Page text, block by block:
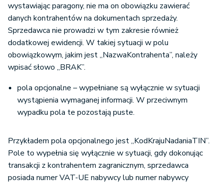
wystawiając paragony, nie ma on obowiązku zawierać
danych kontrahentów na dokumentach sprzedaży.
Sprzedawca nie prowadzi w tym zakresie również
dodatkowej ewidencji. W takiej sytuacji w polu
obowiązkowym, jakim jest „NazwaKontrahenta”, należy
wpisać słowo „BRAK”.
pola opcjonalne – wypełniane są wyłącznie w sytuacji
wystąpienia wymaganej informacji. W przeciwnym
wypadku pola te pozostają puste.
Przykładem pola opcjonalnego jest „KodKrajuNadaniaTIN”.
Pole to wypełnia się wyłącznie w sytuacji, gdy dokonując
transakcji z kontrahentem zagranicznym, sprzedawca
posiada numer VAT-UE nabywcy lub numer nabywcy